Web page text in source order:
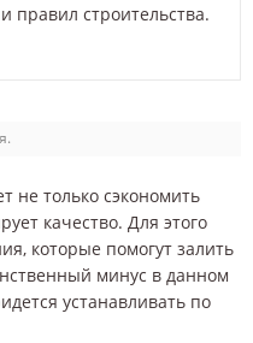
правил строительства.
не только сэкономить
качество. Для этого
которые помогут залить
минус в данном
устанавливать по